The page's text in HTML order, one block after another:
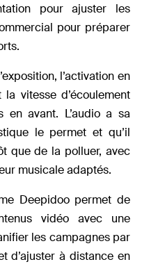
pour ajuster les
pour préparer
l’activation en
vitesse d’écoulement
en avant. L’audio a sa
le permet et qu’il
que de la polluer, avec
musicale adaptés.
Deepidoo permet de
vidéo avec une
les campagnes par
d’ajuster à distance en